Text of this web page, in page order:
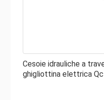
Cesoie idrauliche a
ghigliottina elettrica